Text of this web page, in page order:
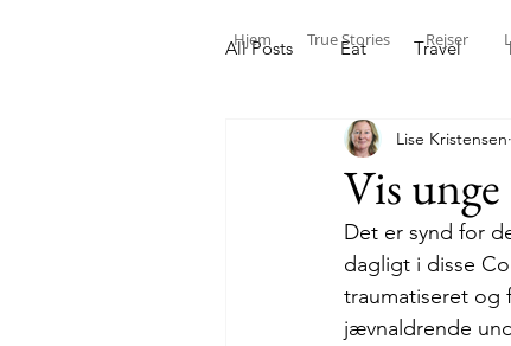
Hjem True Stories Rejser
All Posts Eat Travel
Vis
Lise Kristensen
Det er synd for
dagligt i disse
traumatiseret og
jævnaldrende